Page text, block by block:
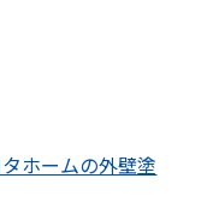
ホームの外壁塗